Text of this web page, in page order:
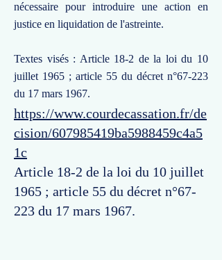
nécessaire pour introduire une action en
justice en liquidation de l'astreinte.
Textes visés : Article 18-2 de la loi du 10
juillet 1965 ; article 55 du décret n°67-223
du 17 mars 1967.
https://www.courdecassation.fr/de
cision/607985419ba5988459c4a5
1c
Article 18-2 de la loi du 10 juillet
1965 ; article 55 du décret n°67-
223 du 17 mars 1967.